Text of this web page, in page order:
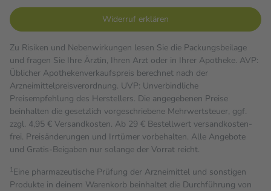
Widerruf erklären
Zu Risiken und Nebenwirkungen lesen Sie die Packungsbeilage
und fragen Sie Ihre Ärztin, Ihren Arzt oder in Ihrer Apotheke. AVP:
Üblicher Apothekenverkaufspreis berechnet nach der
Arzneimittelpreisverordnung. UVP: Unverbindliche
Preisempfehlung des Herstellers. Die angegebenen Preise
beinhalten die gesetzlich vorgeschriebene Mehrwertsteuer, ggf.
zzgl. 4,95 € Versandkosten. Ab 29 € Bestell­wert versand­kosten­
frei. Preisänderungen und Irrtümer vorbehalten. Alle Angebote
und Gratis-Beigaben nur solange der Vorrat reicht.
1Eine pharmazeutische Prüfung der Arzneimittel und sonstigen
Produkte in deinem Warenkorb beinhaltet die Durchführung von